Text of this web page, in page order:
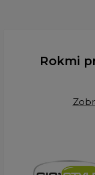
Rokmi